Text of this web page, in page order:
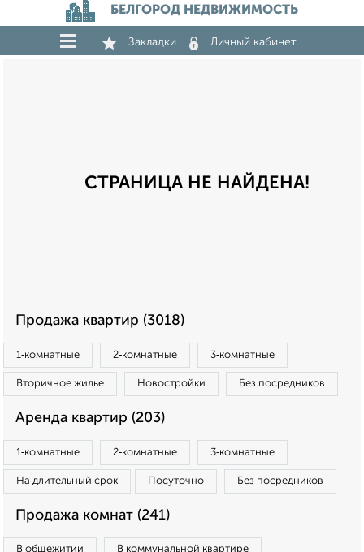
БЕЛГОРОД НЕДВИЖИМОСТЬ
Закладки Личный кабинет
СТРАНИЦА НЕ НАЙДЕНА!
Продажа квартир (3018)
1‑комнатные 2‑комнатные 3‑комнатные
Вторичное жилье Новостройки Без посредников
Аренда квартир (203)
1‑комнатные 2‑комнатные 3‑комнатные
На длительный срок Посуточно Без посредников
Продажа комнат (241)
В общежитии В коммунальной квартире